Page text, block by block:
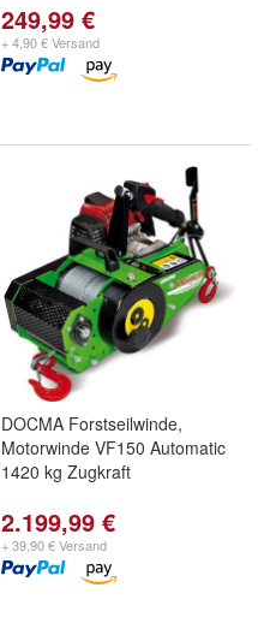
249,99 €
+ 4,90 € Versand
DOCMA Forstseilwinde,
Motorwinde VF150 Automatic
1420 kg Zugkraft
2.199,99 €
+ 39,90 € Versand